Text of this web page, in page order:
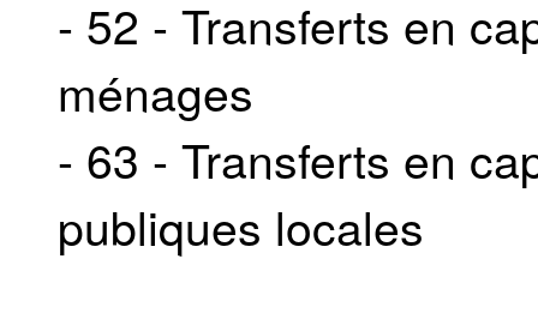
- 52 - Transferts en
ménages
- 63 - Transferts en
publiques locales